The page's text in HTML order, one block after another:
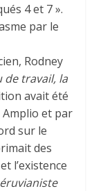
4 et 7 ».
par le
Rodney
de travail, la
avait été
Amplio et par
sur le
des
l’existence